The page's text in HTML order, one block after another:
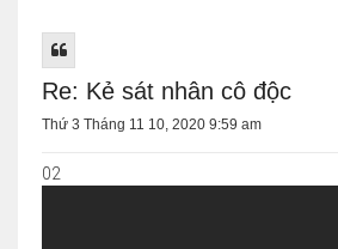
Re: Kẻ sát nhân cô độc
Thứ 3 Tháng 11 10, 2020 9:59 am
02